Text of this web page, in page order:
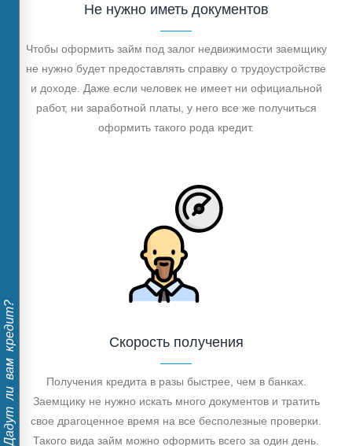
Дадут ли вам кредит?
Не нужно иметь документов
Чтобы оформить займ под залог недвижимости заемщику
не нужно будет предоставлять справку о трудоустройстве
и доходе. Даже если человек не имеет ни официальной
работ, ни заработной платы, у него все же получиться
оформить такого рода кредит.
Скорость получения
Получения кредита в разы быстрее, чем в банках.
Заемщику не нужно искать много документов и тратить
свое драгоценное время на все бесполезные проверки.
Такого вида займ можно оформить всего за один день.